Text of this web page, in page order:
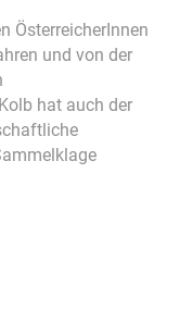
ÖsterreicherInnen
und von der
hat auch der